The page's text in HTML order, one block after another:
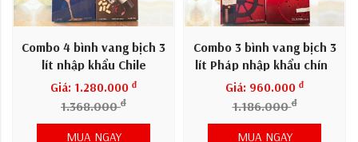
Combo 4 bình vang bịch 3
lít nhập khẩu Chile
Giá: 1.280.000 đ
1.368.000đ
MUA NGAY
Combo 3 bình vang bịch 3
lít Pháp nhập khẩu chính
hãng
Giá: 960.000 đ
1.186.000đ
MUA NGAY